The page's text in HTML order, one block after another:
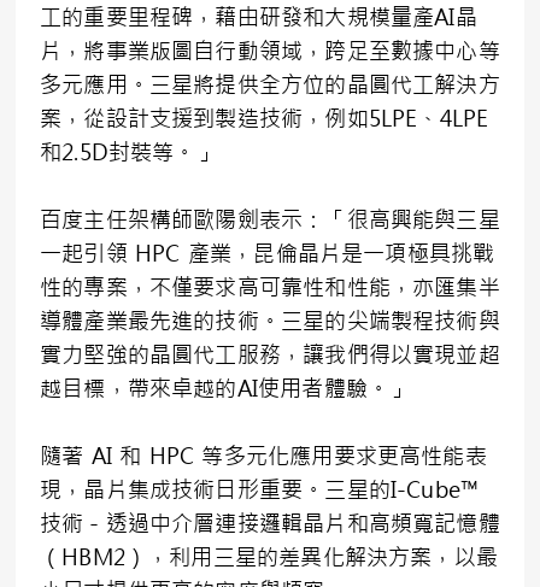
工的重要里程碑，藉由研發和大規模量產AI晶
片，將事業版圖自行動領域，跨足至數據中心等
多元應用。三星將提供全方位的晶圓代工解決方
案，從設計支援到製造技術，例如5LPE、4LPE
和2.5D封裝等。」
百度主任架構師歐陽劍表示：「很高興能與三星
一起引領 HPC 產業，昆倫晶片是一項極具挑戰
性的專案，不僅要求高可靠性和性能，亦匯集半
導體產業最先進的技術。三星的尖端製程技術與
實力堅強的晶圓代工服務，讓我們得以實現並超
越目標，帶來卓越的AI使用者體驗。」
隨著 AI 和 HPC 等多元化應用要求更高性能表
現，晶片集成技術日形重要。三星的I-Cube™
技術－透過中介層連接邏輯晶片和高頻寬記憶體
（HBM2），利用三星的差異化解決方案，以最